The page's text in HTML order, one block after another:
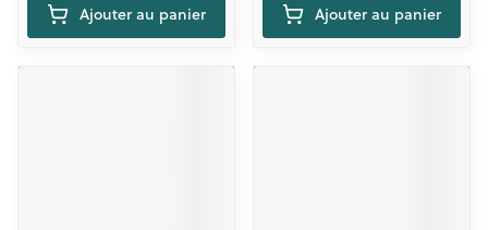
Ajouter au panier Ajouter au panier